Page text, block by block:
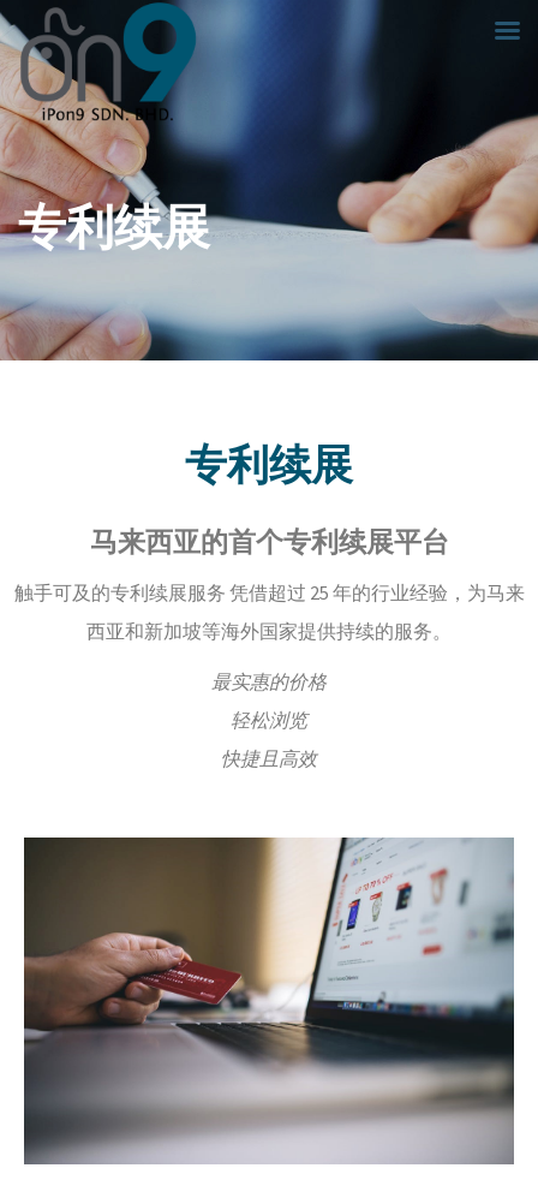
专利续展
专利续展
马来西亚的首个专利续展平台
触手可及的专利续展服务 凭借超过 25 年的行业经验，为马来
西亚和新加坡等海外国家提供持续的服务。
最实惠的价格
轻松浏览
快捷且高效